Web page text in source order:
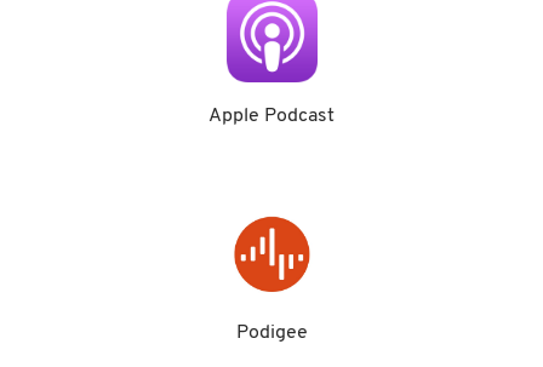
Apple Podcast
Podigee